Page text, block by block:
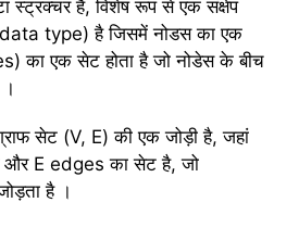
स्ट्रक्चर है, विशेष रूप से एक संक्षेप
type) है जिसमें नोडस का एक
का एक सेट होता है जो नोडेस के बीच
सेट (V, E) की एक जोड़ी है, जहां
E edges का सेट है, जो
है ।